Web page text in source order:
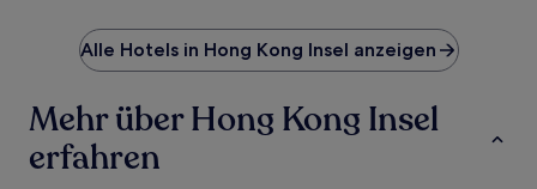
Alle Hotels in Hong Kong Insel anzeigen
Mehr über Hong Kong Insel
erfahren